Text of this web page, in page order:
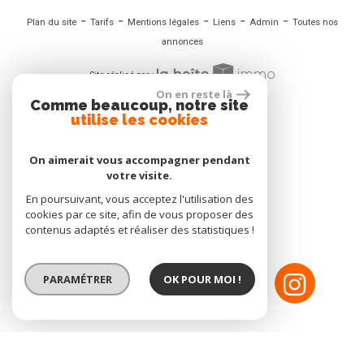
Plan du site- Tarifs- Mentions légales- Liens- Admin - Toutes nos
annonces
Site réalisé par :
NOUS SUIVRE
ADHÉRENT
On en reste là
Comme beaucoup, notre site
utilise les cookies
On aimerait vous accompagner pendant
votre visite.
En poursuivant, vous acceptez l'utilisation des
cookies par ce site, afin de vous proposer des
contenus adaptés et réaliser des statistiques !
PARAMÉTRER OK POUR MOI !